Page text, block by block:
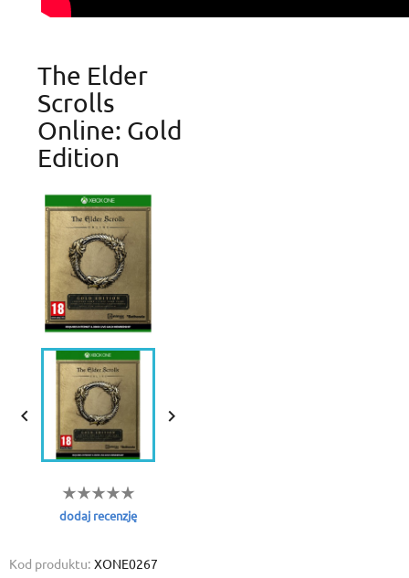
The Elder
Scrolls
Online: Gold
Edition
 
dodaj recenzję
Kod produktu: XONE0267